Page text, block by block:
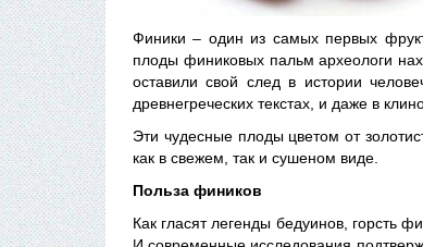
Финики – один из самых первых
плоды финиковых пальм археологи
оставили свой след в истории
древнегреческих текстах, и даже в
Эти чудесные плоды цветом от
как в свежем, так и сушеном виде.
Польза фиников
Как гласят легенды бедуинов, горсть